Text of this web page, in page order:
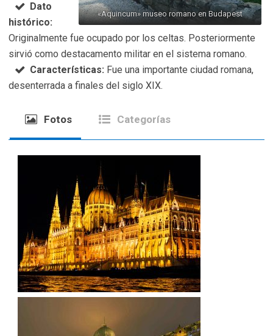
«Aquincum» museo romano en Budapest
Dato
histórico:
Originalmente fue ocupado por los celtas. Posteriormente
sirvió como destacamento militar en el sistema romano.
Características: Fue una importante ciudad romana,
desenterrada a finales del siglo XIX.
Fotos Categorías